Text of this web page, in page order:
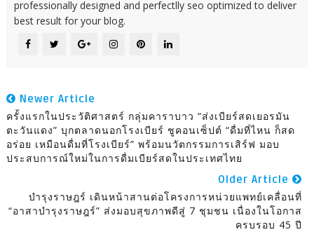
professionally designed and perfectlly seo optimized to deliver
best result for your blog.
Newer Article
ครั้งแรกในประวัติศาสตร์ กลุ่มคาราบาว “ส่งเบียร์สดเยอรมัน
ตะวันแดง” บุกตลาดนอกโรงเบียร์ ชูคอนเซ็ปต์ “ดื่มที่ไหน ก็สด
อร่อย เหมือนดื่มที่โรงเบียร์” พร้อมนวัตกรรมการเสิร์ฟ มอบ
ประสบการณ์ใหม่ในการดื่มเบียร์สดในประเทศไทย
Older Article
บำรุงราษฎร์ เดินหน้าสานต่อโครงการหน่วยแพทย์เคลื่อนที่
“อาสาบำรุงราษฎร์” ส่งมอบสุขภาพดีสู่ 7 ชุมชน เนื่องในโอกาส
ครบรอบ 45 ปี